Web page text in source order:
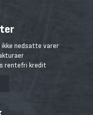
nedsatte varer
rentefri kredit